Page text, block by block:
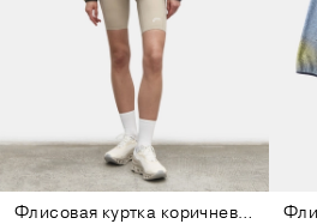
Флисовая куртка коричнево-жёлтая